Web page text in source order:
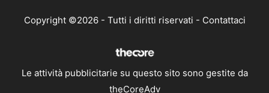
Copyright ©2026 - Tutti i diritti riservati - Contattaci
Le attività pubblicitarie su questo sito sono gestite da
theCoreAdv